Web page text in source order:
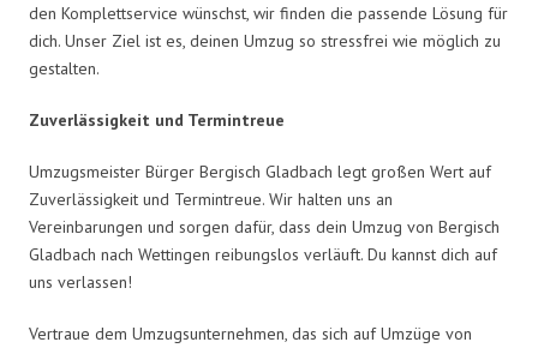
den Komplettservice wünschst, wir finden die passende Lösung für
dich. Unser Ziel ist es, deinen Umzug so stressfrei wie möglich zu
gestalten.
Zuverlässigkeit und Termintreue
Umzugsmeister Bürger Bergisch Gladbach legt großen Wert auf
Zuverlässigkeit und Termintreue. Wir halten uns an
Vereinbarungen und sorgen dafür, dass dein Umzug von Bergisch
Gladbach nach Wettingen reibungslos verläuft. Du kannst dich auf
uns verlassen!
Vertraue dem Umzugsunternehmen, das sich auf Umzüge von